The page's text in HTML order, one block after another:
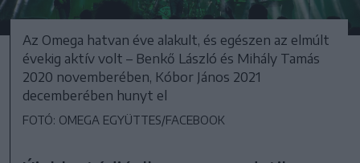
Az Omega hatvan éve alakult, és egészen az elmúlt
évekig aktív volt – Benkő László és Mihály Tamás
2020 novemberében, Kóbor János 2021
decemberében hunyt el
FOTÓ: OMEGA EGYÜTTES/FACEBOOK